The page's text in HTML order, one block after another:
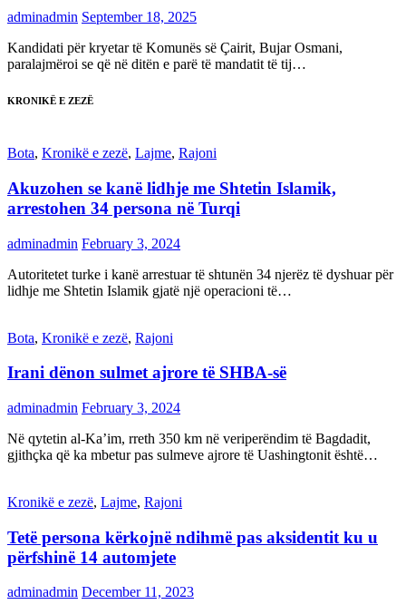
adminadmin September 18, 2025
Kandidati për kryetar të Komunës së Çairit, Bujar Osmani,
paralajmëroi se që në ditën e parë të mandatit të tij…
KRONIKË E ZEZË
Bota, Kronikë e zezë, Lajme, Rajoni
Akuzohen se kanë lidhje me Shtetin Islamik,
arrestohen 34 persona në Turqi
adminadmin February 3, 2024
Autoritetet turke i kanë arrestuar të shtunën 34 njerëz të dyshuar për
lidhje me Shtetin Islamik gjatë një operacioni të…
Bota, Kronikë e zezë, Rajoni
Irani dënon sulmet ajrore të SHBA-së
adminadmin February 3, 2024
Në qytetin al-Ka’im, rreth 350 km në veriperëndim të Bagdadit,
gjithçka që ka mbetur pas sulmeve ajrore të Uashingtonit është…
Kronikë e zezë, Lajme, Rajoni
Tetë persona kërkojnë ndihmë pas aksidentit ku u
përfshinë 14 automjete
adminadmin December 11, 2023